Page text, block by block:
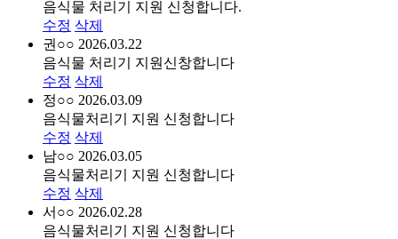
음식물 처리기 지원 신청합니다.
수정 삭제
권○○ 2026.03.22
음식물 처리기 지원신창합니다
수정 삭제
정○○ 2026.03.09
음식물처리기 지원 신청합니다
수정 삭제
남○○ 2026.03.05
음식물처리기 지원 신청합니다
수정 삭제
서○○ 2026.02.28
음식물처리기 지원 신청합니다